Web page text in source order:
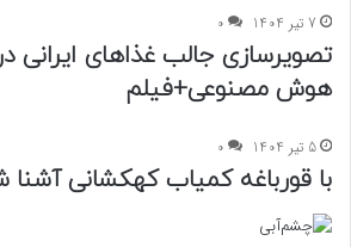
7 تیر 1404 0
تصویرسازی جالب غذاهای ایرانی
هوش مصنوعی+فیلم
5 تیر 1404 0
با قورباغه کمیاب کهکشانی آشنا